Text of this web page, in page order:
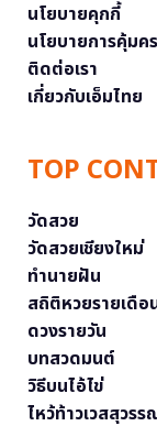
นโยบายคุกกี้
นโยบายการคุ้ม
ติดต่อเรา
เกี่ยวกับเอ็มไทย
TOP
วัดสวย
วัดสวยเชียงใหม่
ทำนายฝัน
สถิติหวยรายเดือ
ดวงรายวัน
บทสวดมนต์
วิธีบนไอ้ไข่
ไหว้ท้าวเวสสุวรร